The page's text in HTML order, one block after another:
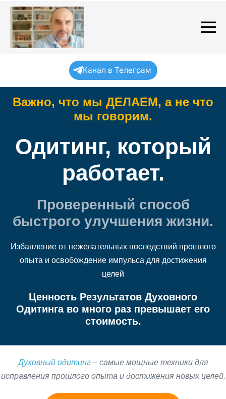
Skip
content
Канал в Телеграм
Важно, что мы ДЕЛАЕМ, а не что
мы говорим.
Одитинг, который
работает.
Проверенный способ
быстрого улучшения жизни.
Избавление от нежелательных последствий прошлого
опыта и освобождение импульса для достижения
целей
Ценность Результатов Духовного
Одитинга во много раз превышает его
стоимость.
Духовный одитинг– самые мощные техники для
исправления прошлого опыта и достижения новых целей.